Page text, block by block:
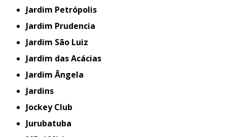
Jardim Petrópolis
Jardim Prudencia
Jardim São Luiz
Jardim das Acácias
Jardim Ângela
Jardins
Jockey Club
Jurubatuba